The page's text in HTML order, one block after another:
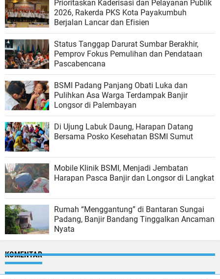
Prioritaskan Kaderisasi dan Pelayanan Publik
2026, Rakerda PKS Kota Payakumbuh
Berjalan Lancar dan Efisien
Status Tanggap Darurat Sumbar Berakhir,
Pemprov Fokus Pemulihan dan Pendataan
Pascabencana
BSMI Padang Panjang Obati Luka dan
Pulihkan Asa Warga Terdampak Banjir
Longsor di Palembayan
Di Ujung Labuk Daung, Harapan Datang
Bersama Posko Kesehatan BSMI Sumut
Mobile Klinik BSMI, Menjadi Jembatan
Harapan Pasca Banjir dan Longsor di Langkat
Rumah “Menggantung” di Bantaran Sungai
Padang, Banjir Bandang Tinggalkan Ancaman
Nyata
KOMENTAR